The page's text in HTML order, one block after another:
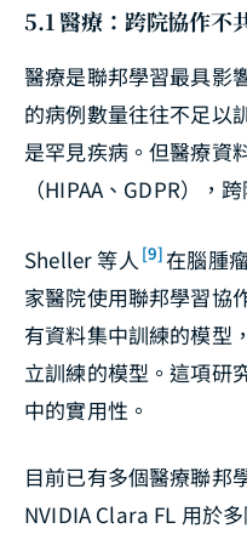
5.1 醫療：跨院協作不
醫療是聯邦學習最具影
的病例數量往往不足
是罕見疾病。但醫療資
（HIPAA、GDPR），
Sheller 等人 [9]在腦腫
家醫院使用聯邦學習協
有資料集中訓練的模型
立訓練的模型。這項研
中的實用性。
目前已有多個醫療聯邦
NVIDIA Clara FL 用於